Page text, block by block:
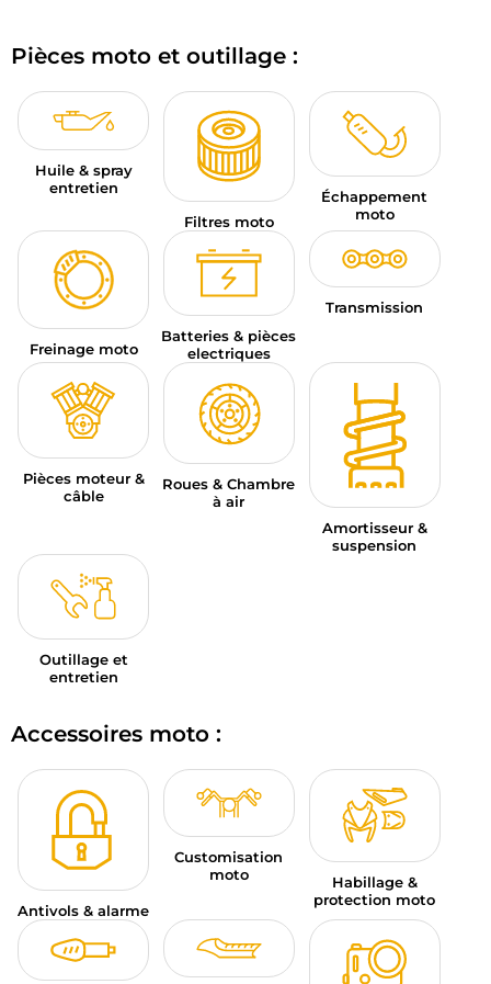
SPORTSWEAR
BONS PLANS ET PROMO
CARTES CADEAUX
— MODIFIER
MARQUES
CONSEILS
NOUS CONTACTER
Pièces moto et outillage :
Huile & spray
entretien
Filtres moto
Échappement
moto
Freinage moto
Batteries & pièces
electriques
Transmission
Pièces moteur &
câble
Roues & Chambre
à air
Amortisseur &
suspension
Outillage et
entretien
Accessoires moto :
Antivols & alarme
Customisation
moto
Habillage &
protection moto